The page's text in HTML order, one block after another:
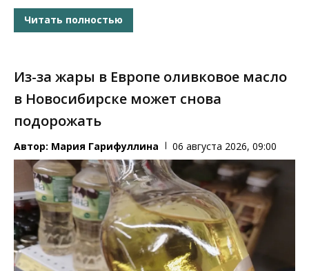
Читать полностью
Из-за жары в Европе оливковое масло
в Новосибирске может снова
подорожать
Автор: Мария Гарифуллина 06 августа 2026, 09:00